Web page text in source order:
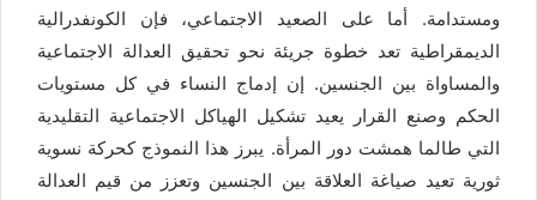
ومستدامة. أما على الصعيد الاجتماعي، فإن الكونفدرالية
الديمقراطية تعد خطوة جريئة نحو تحقيق العدالة الاجتماعية
والمساواة بين الجنسين. إن إدماج النساء في كل مستويات
الحكم وصنع القرار يعيد تشكيل الهياكل الاجتماعية التقليدية
التي طالما همشت دور المرأة. يبرز هذا النموذج كحركة نسوية
ثورية تعيد صياغة العلاقة بين الجنسين وتعزز من قيم العدالة